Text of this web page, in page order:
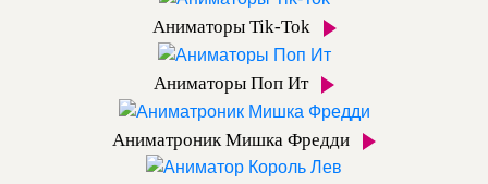
Аниматоры Tik-Tok
Аниматоры Поп Ит
Аниматроник Мишка Фредди